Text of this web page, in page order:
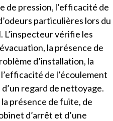
de pression, l’efficacité de
particulières lors du
L’inspecteur vérifie les
la présence de
d’installation, la
de l’écoulement
d’un regard de nettoyage.
présence de fuite, de
d’arrêt et d’une